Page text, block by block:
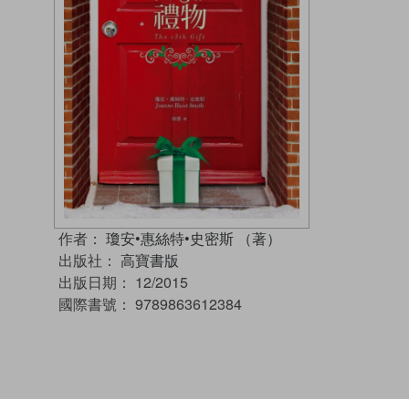
作者： 瓊安•惠絲特•史密斯 （著）
出版社： 高寶書版
出版日期： 12/2015
國際書號： 9789863612384